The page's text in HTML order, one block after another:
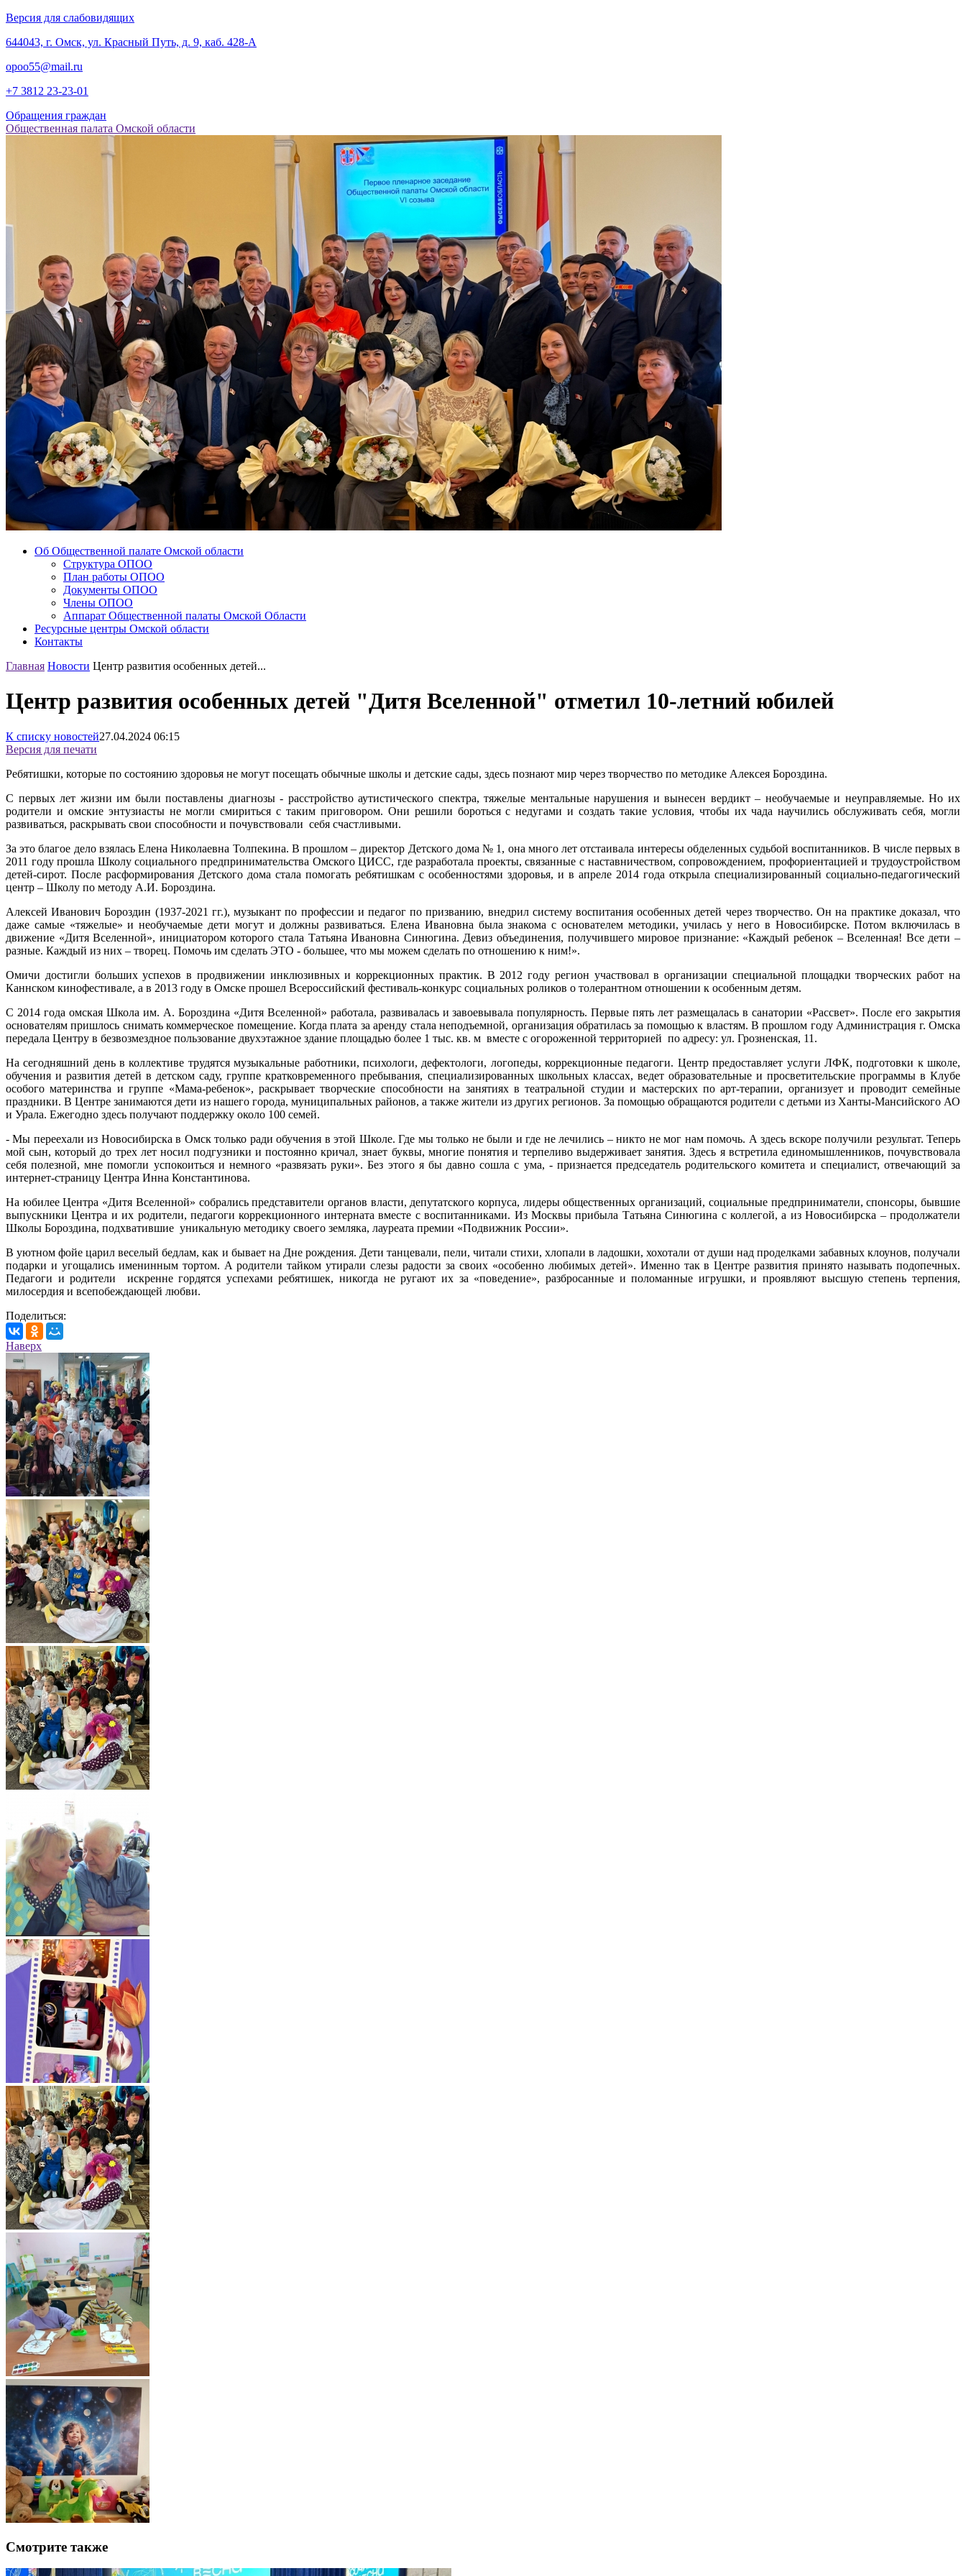
Версия для слабовидящих
‎644043, г. Омск, ул. Красный Путь, д. 9, каб. 428-А
opoo55@mail.ru
+7 3812 23-23-01
Обращения граждан
Общественная палата Омской области
Об Общественной палате Омской области
Структура ОПОО
План работы ОПОО
Документы ОПОО
Члены ОПОО
Аппарат Общественной палаты Омской Области
Ресурсные центры Омской области
Контакты
Главная Новости Центр развития особенных детей...
Центр развития особенных детей "Дитя Вселенной" отметил 10-летний юбилей
К списку новостей27.04.2024 06:15
Версия для печати
Ребятишки, которые по состоянию здоровья не могут посещать обычные школы и детские сады, здесь познают мир через творчество по методике Алексея Бороздина.
С первых лет жизни им были поставлены диагнозы - расстройство аутистического спектра, тяжелые ментальные нарушения и вынесен вердикт – необучаемые и неуправляемые. Но их
родители и омские энтузиасты не могли смириться с таким приговором. Они решили бороться с недугами и создать такие условия, чтобы их чада научились обслуживать себя, могли
развиваться, раскрывать свои способности и почувствовали себя счастливыми.
За это благое дело взялась Елена Николаевна Толпекина. В прошлом – директор Детского дома № 1, она много лет отстаивала интересы обделенных судьбой воспитанников. В числе первых в
2011 году прошла Школу социального предпринимательства Омского ЦИСС, где разработала проекты, связанные с наставничеством, сопровождением, профориентацией и трудоустройством
детей-сирот. После расформирования Детского дома стала помогать ребятишкам с особенностями здоровья, и в апреле 2014 года открыла специализированный социально-педагогический
центр – Школу по методу А.И. Бороздина.
Алексей Иванович Бороздин (1937-2021 гг.), музыкант по профессии и педагог по призванию, внедрил систему воспитания особенных детей через творчество. Он на практике доказал, что
даже самые «тяжелые» и необучаемые дети могут и должны развиваться. Елена Ивановна была знакома с основателем методики, училась у него в Новосибирске. Потом включилась в
движение «Дитя Вселенной», инициатором которого стала Татьяна Ивановна Синюгина. Девиз объединения, получившего мировое признание: «Каждый ребенок – Вселенная! Все дети –
разные. Каждый из них – творец. Помочь им сделать ЭТО - большее, что мы можем сделать по отношению к ним!».
Омичи достигли больших успехов в продвижении инклюзивных и коррекционных практик. В 2012 году регион участвовал в организации специальной площадки творческих работ на
Каннском кинофестивале, а в 2013 году в Омске прошел Всероссийский фестиваль-конкурс социальных роликов о толерантном отношении к особенным детям.
С 2014 года омская Школа им. А. Бороздина «Дитя Вселенной» работала, развивалась и завоевывала популярность. Первые пять лет размещалась в санатории «Рассвет». После его закрытия
основателям пришлось снимать коммерческое помещение. Когда плата за аренду стала неподъемной, организация обратилась за помощью к властям. В прошлом году Администрация г. Омска
передала Центру в безвозмездное пользование двухэтажное здание площадью более 1 тыс. кв. м вместе с огороженной территорией по адресу: ул. Грозненская, 11.
На сегодняшний день в коллективе трудятся музыкальные работники, психологи, дефектологи, логопеды, коррекционные педагоги. Центр предоставляет услуги ЛФК, подготовки к школе,
обучения и развития детей в детском саду, группе кратковременного пребывания, специализированных школьных классах, ведет образовательные и просветительские программы в Клубе
особого материнства и группе «Мама-ребенок», раскрывает творческие способности на занятиях в театральной студии и мастерских по арт-терапии, организует и проводит семейные
праздники. В Центре занимаются дети из нашего города, муниципальных районов, а также жители из других регионов. За помощью обращаются родители с детьми из Ханты-Мансийского АО
и Урала. Ежегодно здесь получают поддержку около 100 семей.
- Мы переехали из Новосибирска в Омск только ради обучения в этой Школе. Где мы только не были и где не лечились – никто не мог нам помочь. А здесь вскоре получили результат. Теперь
мой сын, который до трех лет носил подгузники и постоянно кричал, знает буквы, многие понятия и терпеливо выдерживает занятия. Здесь я встретила единомышленников, почувствовала
себя полезной, мне помогли успокоиться и немного «развязать руки». Без этого я бы давно сошла с ума, - признается председатель родительского комитета и специалист, отвечающий за
интернет-страницу Центра Инна Константинова.
На юбилее Центра «Дитя Вселенной» собрались представители органов власти, депутатского корпуса, лидеры общественных организаций, социальные предприниматели, спонсоры, бывшие
выпускники Центра и их родители, педагоги коррекционного интерната вместе с воспитанниками. Из Москвы прибыла Татьяна Синюгина с коллегой, а из Новосибирска – продолжатели
Школы Бороздина, подхватившие уникальную методику своего земляка, лауреата премии «Подвижник России».
В уютном фойе царил веселый бедлам, как и бывает на Дне рождения. Дети танцевали, пели, читали стихи, хлопали в ладошки, хохотали от души над проделками забавных клоунов, получали
подарки и угощались именинным тортом. А родители тайком утирали слезы радости за своих «особенно любимых детей». Именно так в Центре развития принято называть подопечных.
Педагоги и родители искренне гордятся успехами ребятишек, никогда не ругают их за «поведение», разбросанные и поломанные игрушки, и проявляют высшую степень терпения,
милосердия и всепобеждающей любви.
Поделиться:
Наверх
Смотрите также